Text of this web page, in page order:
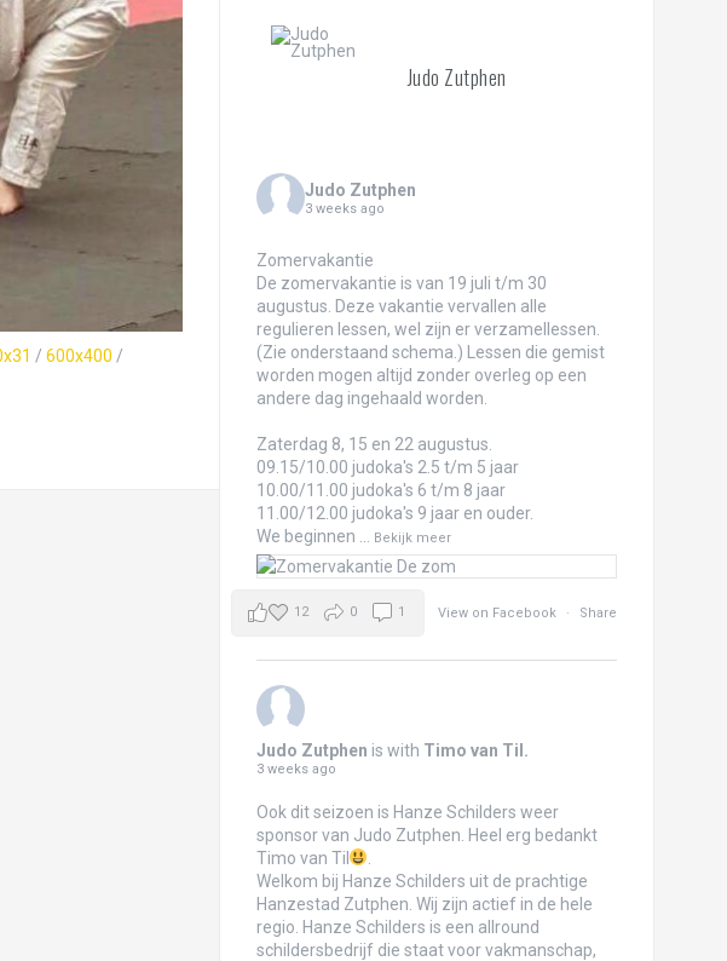
/ 600x400 /
Judo Zutphen
Judo Zutphen
3 weeks ago
Zomervakantie
De zomervakantie is van 19 juli t/m 30
augustus. Deze vakantie vervallen alle
regulieren lessen, wel zijn er verzamellessen.
(Zie onderstaand schema.) Lessen die gemist
worden mogen altijd zonder overleg op een
andere dag ingehaald worden.
Zaterdag 8, 15 en 22 augustus.
09.15/10.00 judoka's 2.5 t/m 5 jaar
10.00/11.00 judoka's 6 t/m 8 jaar
11.00/12.00 judoka's 9 jaar en ouder.
We beginnen
Bekijk meer
View on Facebook · Share
12 0 1
Judo Zutphen is with Timo van Til.
3 weeks ago
Ook dit seizoen is Hanze Schilders weer
sponsor van Judo Zutphen. Heel erg bedankt
Timo van Til
Welkom bij Hanze Schilders uit de prachtige
Hanzestad Zutphen. Wij zijn actief in de hele
regio. Hanze Schilders is een allround
schildersbedrijf die staat voor vakmanschap,